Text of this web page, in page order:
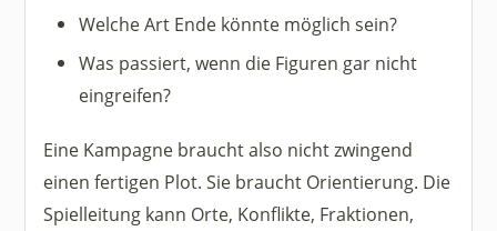
Welche Art Ende könnte möglich sein?
Was passiert, wenn die Figuren gar nicht
eingreifen?
Eine Kampagne braucht also nicht zwingend
einen fertigen Plot. Sie braucht Orientierung. Die
Spielleitung kann Orte, Konflikte, Fraktionen,